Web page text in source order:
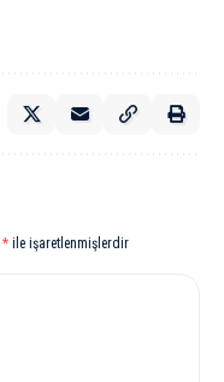
* ile işaretlenmişlerdir